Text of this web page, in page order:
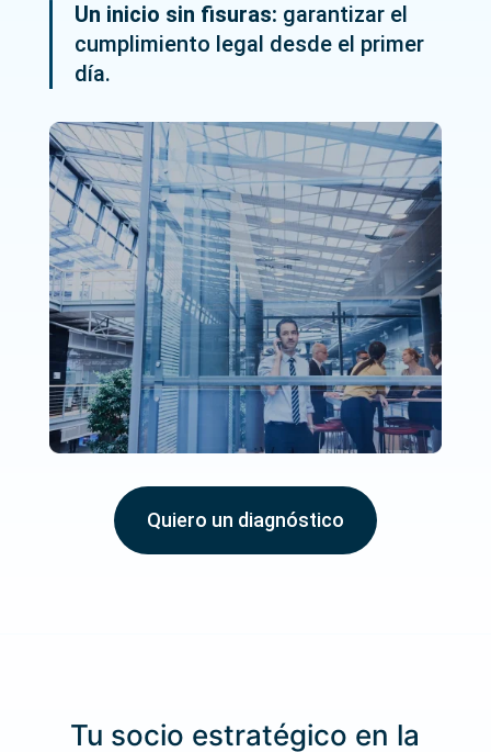
Un inicio sin fisuras: garantizar el
cumplimiento legal desde el primer
día.
Quiero un diagnóstico
Tu socio estratégico en la